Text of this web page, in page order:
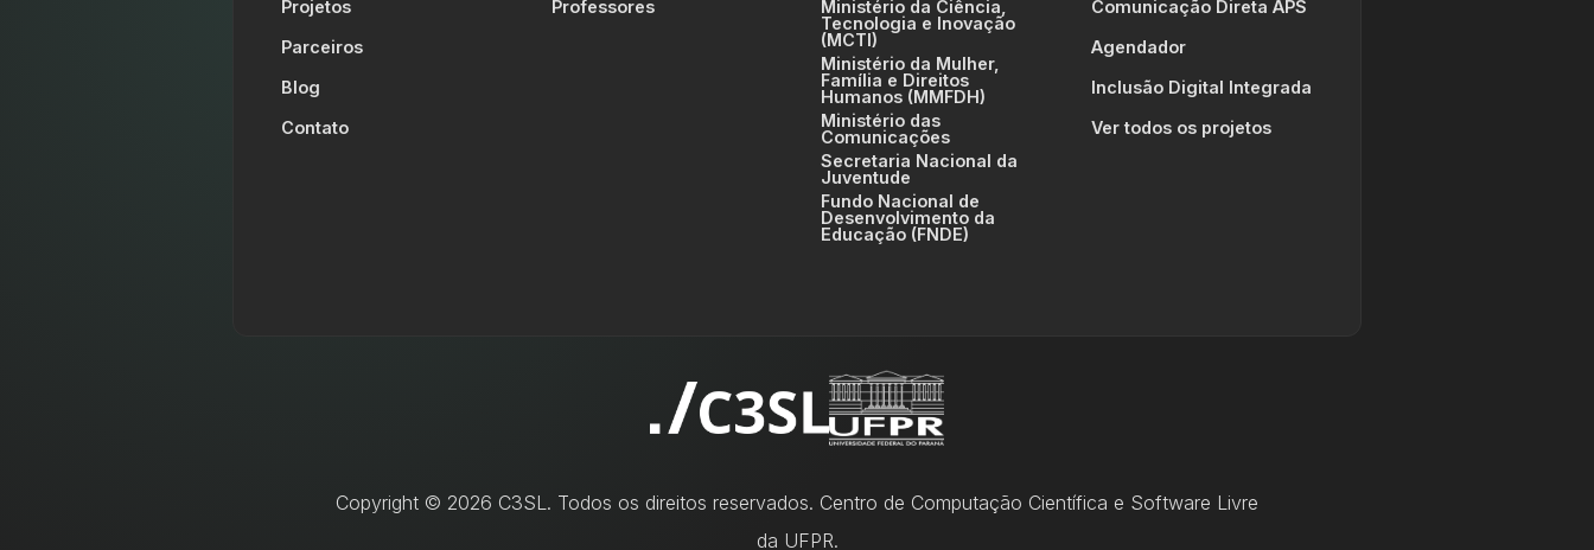
Projetos
Parceiros
Blog
Contato
Professores
Ministério da Ciência,
Tecnologia e Inovação
(MCTI)
Ministério da Mulher,
Família e Direitos
Humanos (MMFDH)
Ministério das
Comunicações
Secretaria Nacional da
Juventude
Fundo Nacional de
Desenvolvimento da
Educação (FNDE)
Comunicação Direta APS
Agendador
Inclusão Digital Integrada
Ver todos os projetos
Copyright © 2026 C3SL. Todos os direitos reservados. Centro de Computação Científica e Software Livre
da UFPR.